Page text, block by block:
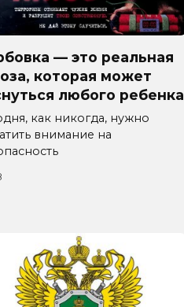
— это реальная
которая может
любого ребенка
как никогда, нужно
внимание на